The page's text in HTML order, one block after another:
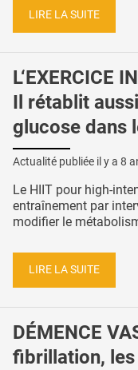
LIRE LA SUITE
L‘EXERCICE
Il rétablit
glucose dans
Actualité publiée il y a 8
Le HIIT pour high-
entraînement par
modifier le
LIRE LA SUITE
DÉMENCE
fibrillation,